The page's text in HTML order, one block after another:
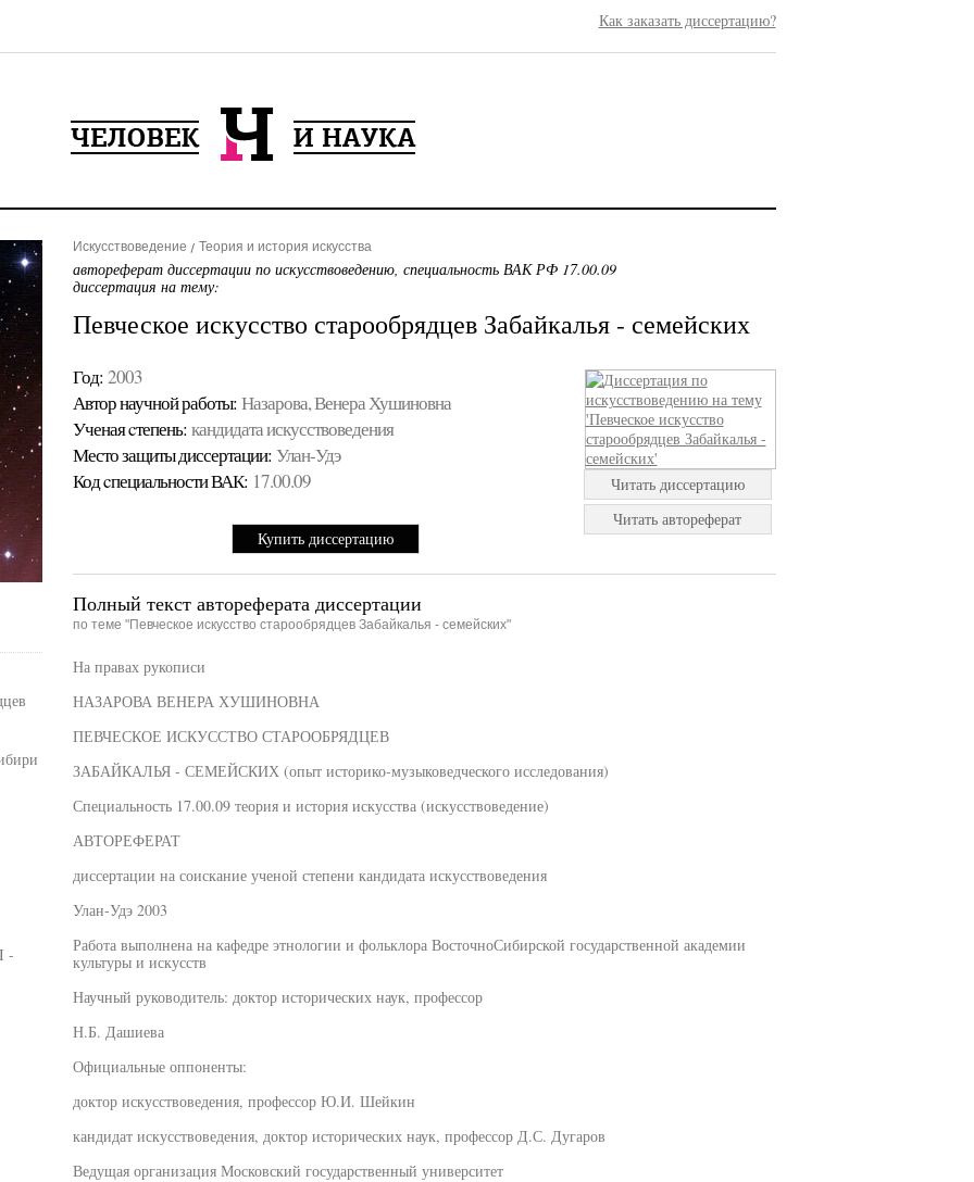
Как заказать диссертацию?
Искусствоведение Теория и история искусства
автореферат диссертации по искусствоведению, специальность ВАК РФ 17.00.09
диссертация на тему:
Певческое искусство старообрядцев Забайкалья - семейских
Год: 2003
Автор научной работы: Назарова, Венера Хушиновна
Ученая cтепень: кандидата искусствоведения
Место защиты диссертации: Улан-Удэ
Код cпециальности ВАК: 17.00.09
Купить диссертацию
Читать диссертацию
Читать автореферат
Полный текст автореферата диссертации
по теме "Певческое искусство старообрядцев Забайкалья - семейских"
На правах рукописи
НАЗАРОВА ВЕНЕРА ХУШИНОВНА
ПЕВЧЕСКОЕ ИСКУССТВО СТАРООБРЯДЦЕВ
ЗАБАЙКАЛЬЯ - СЕМЕЙСКИХ (опыт историко-музыковедческого исследования)
Специальность 17.00.09 теория и история искусства (искусствоведение)
АВТОРЕФЕРАТ
диссертации на соискание ученой степени кандидата искусствоведения
Улан-Удэ 2003
Работа выполнена на кафедре этнологии и фольклора ВосточноСибирской государственной академии
культуры и искусств
Научный руководитель: доктор исторических наук, профессор
Н.Б. Дашиева
Официальные оппоненты:
доктор искусствоведения, профессор Ю.И. Шейкин
кандидат искусствоведения, доктор исторических наук, профессор Д.С. Дугаров
Ведущая организация Московский государственный университет
-